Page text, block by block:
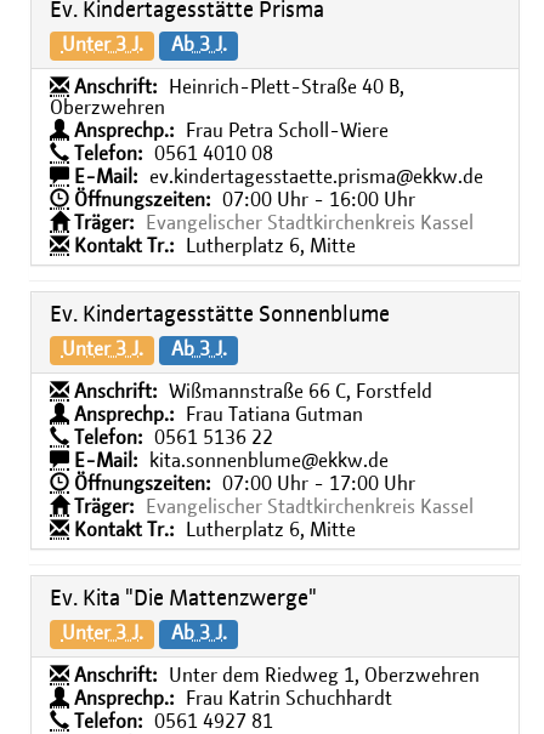
Ev. Kindertagesstätte Prisma
Unter 3 J. Ab 3 J.
Anschrift:
Heinrich-Plett-Straße 40 B,
Oberzwehren
Ansprechp.:
Frau Petra Scholl-Wiere
Telefon:
0561 4010 08
E-Mail:
ev.kindertagesstaette.prisma@ekkw.de
Öffnungszeiten:
07:00 Uhr - 16:00 Uhr
Träger:
Evangelischer Stadtkirchenkreis Kassel
Kontakt Tr.:
Lutherplatz 6, Mitte
Ev. Kindertagesstätte Sonnenblume
Unter 3 J. Ab 3 J.
Anschrift:
Wißmannstraße 66 C, Forstfeld
Ansprechp.:
Frau Tatiana Gutman
Telefon:
0561 5136 22
E-Mail:
kita.sonnenblume@ekkw.de
Öffnungszeiten:
07:00 Uhr - 17:00 Uhr
Träger:
Evangelischer Stadtkirchenkreis Kassel
Kontakt Tr.:
Lutherplatz 6, Mitte
Ev. Kita "Die Mattenzwerge"
Unter 3 J. Ab 3 J.
Anschrift:
Unter dem Riedweg 1, Oberzwehren
Ansprechp.:
Frau Katrin Schuchhardt
Telefon:
0561 4927 81